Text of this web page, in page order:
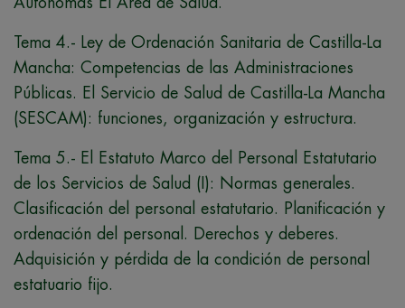
Tema 4.- Ley de Ordenación Sanitaria de Castilla-La
Mancha: Competencias de las Administraciones
Públicas. El Servicio de Salud de Castilla-La Mancha
(SESCAM): funciones, organización y estructura.
Tema 5.- El Estatuto Marco del Personal Estatutario
de los Servicios de Salud (I): Normas generales.
Clasificación del personal estatutario. Planificación y
ordenación del personal. Derechos y deberes.
Adquisición y pérdida de la condición de personal
estatuario fijo.